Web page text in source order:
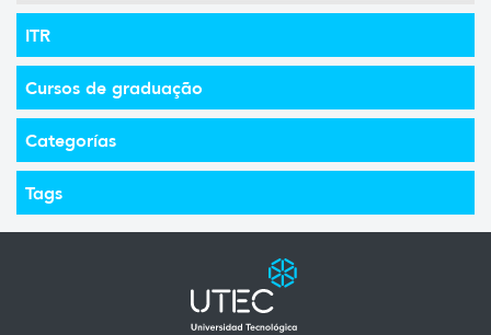
ITR
Cursos de graduação
Categorías
Tags